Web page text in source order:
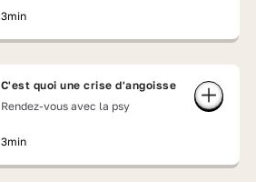
3min
C'est quoi une crise d'angoisse
Rendez-vous avec la psy
3min